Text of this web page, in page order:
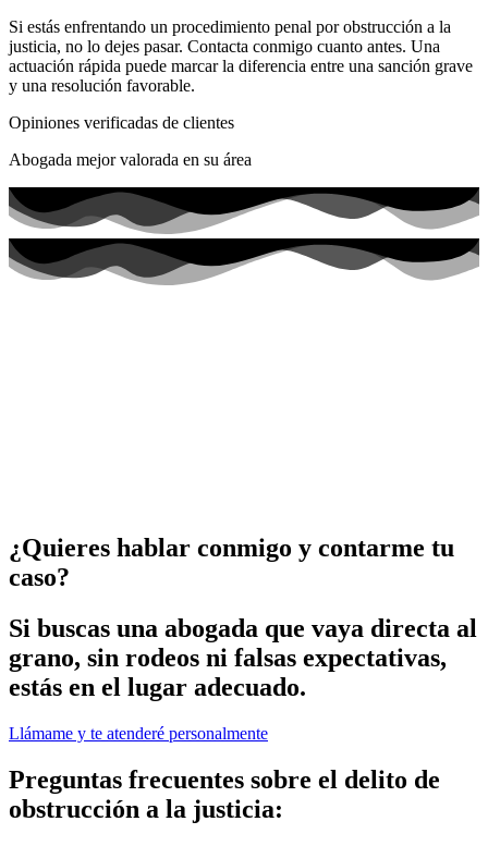
Si estás enfrentando un procedimiento penal por obstrucción a la
justicia, no lo dejes pasar. Contacta conmigo cuanto antes. Una
actuación rápida puede marcar la diferencia entre una sanción grave
y una resolución favorable.
Opiniones verificadas de clientes
Abogada mejor valorada en su área
¿Quieres hablar conmigo y contarme tu
caso?
Si buscas una abogada que vaya directa al
grano, sin rodeos ni falsas expectativas,
estás en el lugar adecuado.
Llámame y te atenderé personalmente
Preguntas frecuentes sobre el delito de
obstrucción a la justicia: